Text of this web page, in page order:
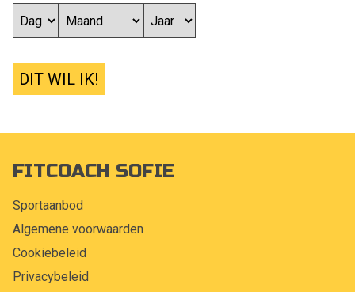
DIT WIL IK!
FITCOACH SOFIE
Sportaanbod
Algemene voorwaarden
Cookiebeleid
Privacybeleid